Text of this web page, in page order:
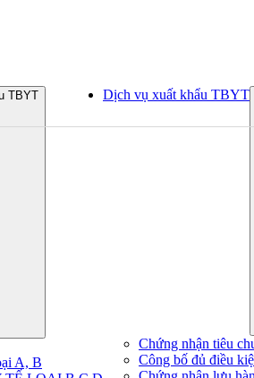
TBYT
A, B
Dịch vụ xuất khẩu TBYT
Chứng nhận tiêu
Công bố đủ điều